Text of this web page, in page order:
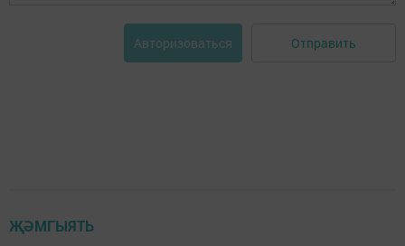
Авторизоваться Отправить
ҖӘМГЫЯТЬ